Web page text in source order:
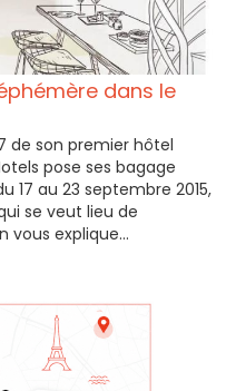
dans le
de son premier hôtel
pose ses bagage
17 au 23 septembre 2015,
se veut lieu de
vous explique...